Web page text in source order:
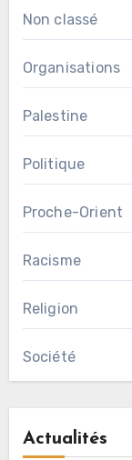
Non classé
Organisations
Palestine
Politique
Proche-Orient
Racisme
Religion
Société
Actualités